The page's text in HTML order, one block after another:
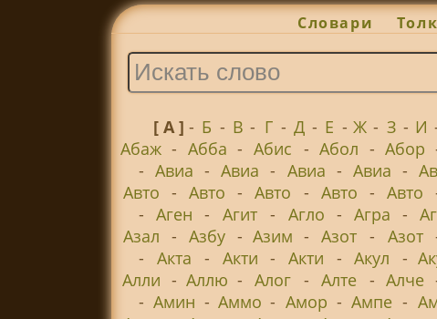
Словари
[ А ]- Б - В - Г - Д - Е - Ж - З - И
Абаж - Абба - Абис - Абол - Абор
- Авиа - Авиа - Авиа - Авиа -
Авто - Авто - Авто - Авто - Авто
- Аген - Агит - Агло - Агра -
Азал - Азбу - Азим - Азот - Азот
-
Акта - Акти - Акти - Акул -
Алли - Аллю - Алог - Алте - Алче
- Амин - Аммо - Амор - Ампе -